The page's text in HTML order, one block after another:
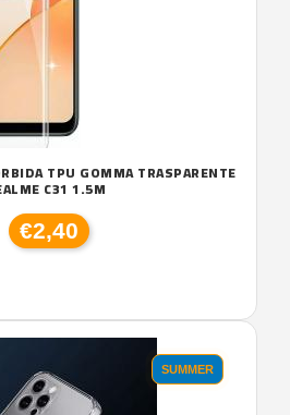
TPU GOMMA TRASPARENTE
C31 1.5M
€2,40
SUMMER